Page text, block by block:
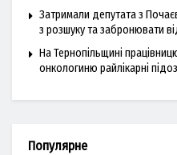
Затримали депутата з
з розшуку та забронювати
На Тернопільщині
онкологиню райлікарні
Популярне